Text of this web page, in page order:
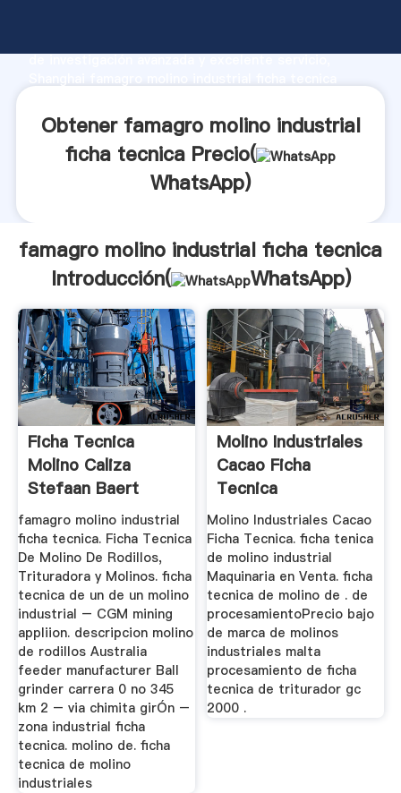
de investigación avanzada y excelente servicio,
clientes.
Obtener famagro molino industrial
ficha tecnica Precio(
WhatsApp)
famagro molino industrial ficha tecnica
Introducción(
WhatsApp)
Ficha Tecnica
Molino Caliza
Stefaan Baert
famagro molino industrial
ficha tecnica. Ficha Tecnica
De Molino De Rodillos,
Trituradora y Molinos. ficha
tecnica de un de un molino
industrial – CGM mining
appliion. descripcion molino
de rodillos Australia
feeder manufacturer Ball
grinder carrera 0 no 345
km 2 – via chimita girÓn –
zona industrial ficha
tecnica. molino de. ficha
tecnica de molino
industriales
Molino Industriales
Cacao Ficha
Tecnica
Molino Industriales Cacao
Ficha Tecnica. ficha tenica
de molino industrial
Maquinaria en Venta. ficha
tecnica de molino de . de
procesamientoPrecio bajo
de marca de molinos
industriales malta
procesamiento de ficha
tecnica de triturador gc
2000 .